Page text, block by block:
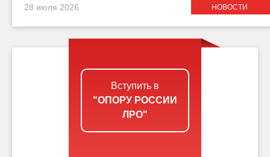
28 июля 2026 НОВОСТИ
Вступить в
"ОПОРУ РОССИИ
ЛРО"